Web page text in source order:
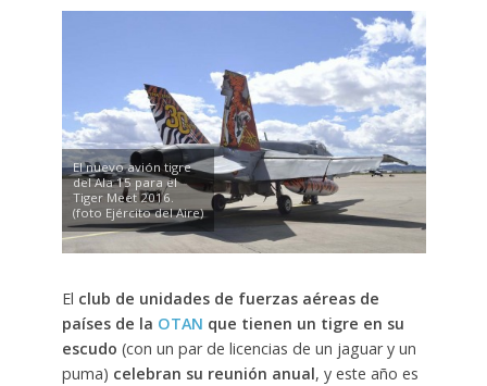
El nuevo avión tigre
del Ala 15 para el
Tiger Meet 2016.
(foto Ejército del Aire)
El club de unidades de fuerzas aéreas de
países de la OTAN que tienen un tigre en su
escudo (con un par de licencias de un jaguar y un
puma) celebran su reunión anual, y este año es